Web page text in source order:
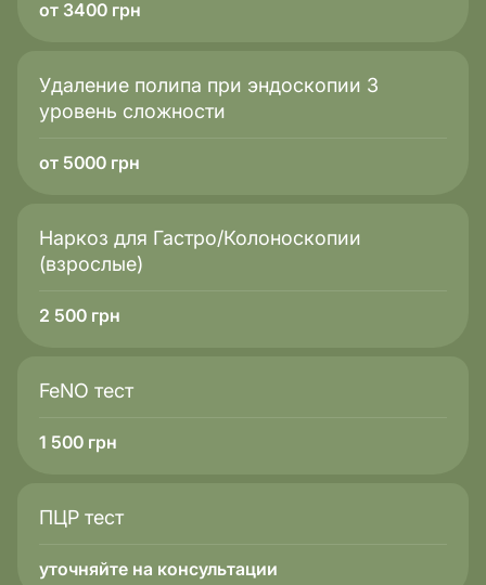
организма.
от 3400 грн
Удаление полипа при эндоскопии 3
уровень сложности
от 5000 грн
Наркоз для Гастро/Колоноскопии
(взрослые)
2 500 грн
FeNO тест
1 500 грн
ПЦР тест
уточняйте на консультации